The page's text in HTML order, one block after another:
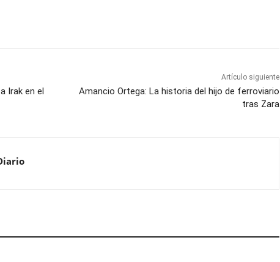
Irak en el
Artículo siguiente
Amancio Ortega: La historia del hijo de ferroviario
tras Zara